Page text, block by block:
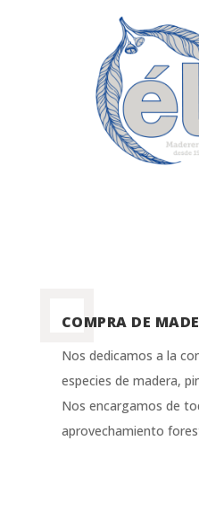
COMPRA DE
Nos dedicamos a la
especies de madera,
Nos encargamos de
aprovechamiento